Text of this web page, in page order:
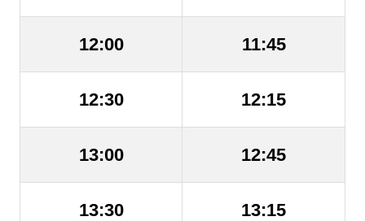
12:00 11:45
12:30 12:15
13:00 12:45
13:30 13:15